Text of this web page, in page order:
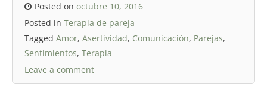
Posted on octubre 10, 2016
Posted in Terapia de pareja
Tagged Amor, Asertividad, Comunicación, Parejas,
Sentimientos, Terapia
Leave a comment